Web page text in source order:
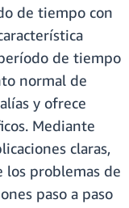
de tiempo con
de tiempo
normal de
y ofrece
Mediante
claras,
problemas de
paso a paso